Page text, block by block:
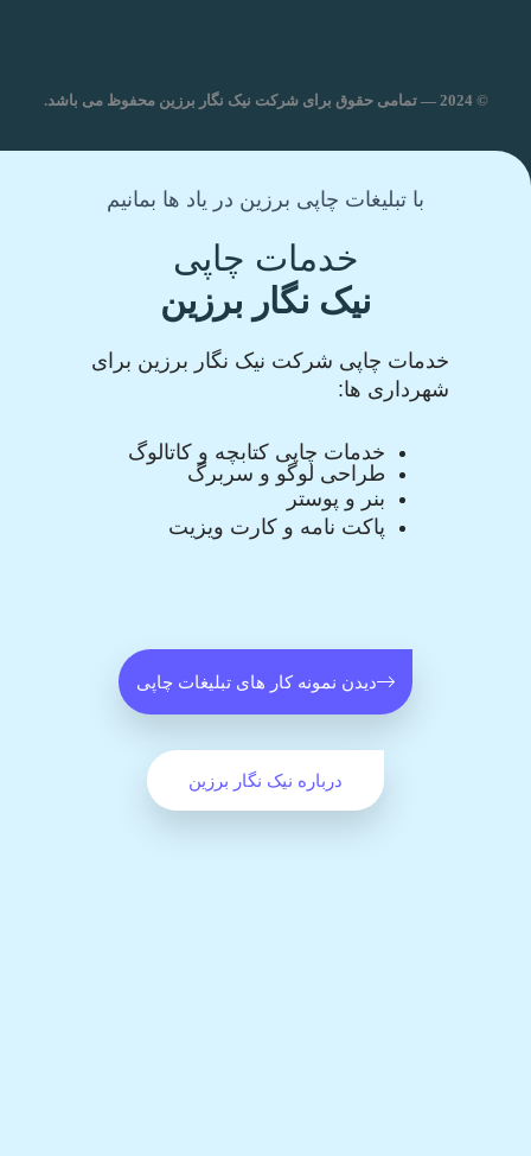
© 2024 — تمامی حقوق برای شرکت نیک نگار برزین محفوظ می باشد.
با تبلیغات چاپی برزین در یاد ها بمانیم
خدمات چاپی
نیک نگار برزین
خدمات چاپی شرکت نیک نگار برزین برای
شهرداری ها:
خدمات چاپی کتابچه و کاتالوگ
طراحی لوگو و سربرگ
بنر و پوستر
پاکت نامه و کارت ویزیت
دیدن نمونه کار های تبلیغات چاپی
درباره نیک نگار برزین